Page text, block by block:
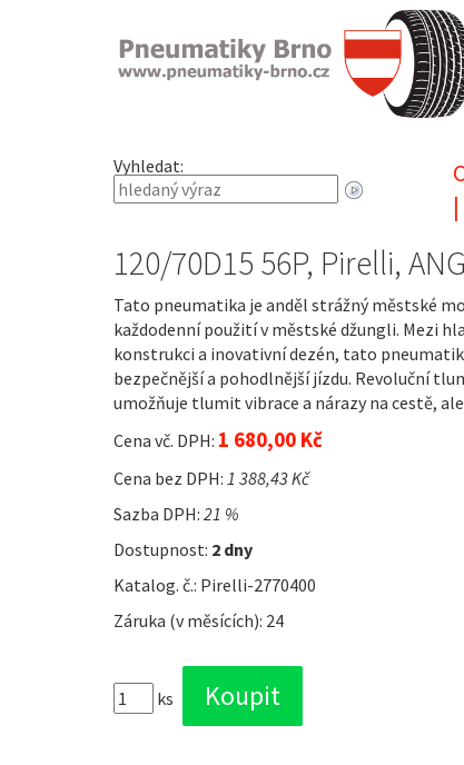
Vyhledat:
|
120/70D15 56P, Pirelli,
Tato pneumatika je anděl strážný městské
každodenní použití v městské džungli. Mezi
konstrukci a inovativní dezén, tato
bezpečnější a pohodlnější jízdu. Revoluční
umožňuje tlumit vibrace a nárazy na cestě,
Cena vč. DPH: 1 680,00 Kč
Cena bez DPH: 1 388,43 Kč
Sazba DPH: 21 %
Dostupnost: 2 dny
Katalog. č.: Pirelli-2770400
Záruka (v měsících): 24
ks